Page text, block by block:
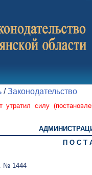
/Законодательство
утратил силу (
П О С Т
№ 1444